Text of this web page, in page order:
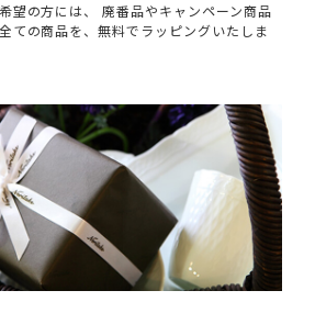
望の方には、 廃番品やキャンペーン商品
ての商品を、無料でラッピングいたしま